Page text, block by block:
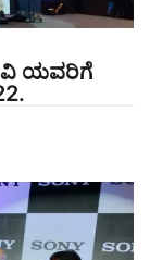
ವಿ ಯವರಿಗೆ